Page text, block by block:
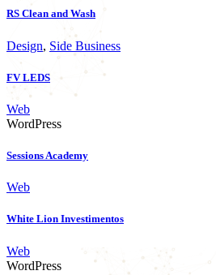
RS Clean and Wash
Design, Side Business
FV LEDS
Web
WordPress
Sessions Academy
Web
White Lion Investimentos
Web
WordPress